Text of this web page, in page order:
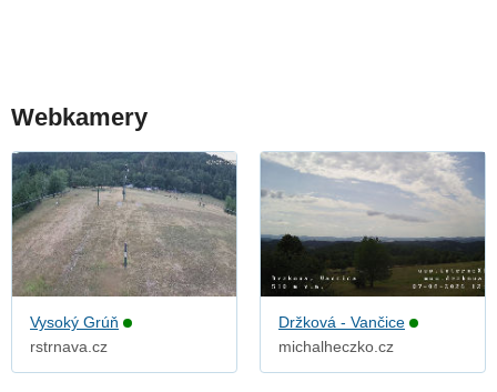
Webkamery
Vysoký Grúň
rstrnava.cz
Držková - Vančice
michalheczko.cz